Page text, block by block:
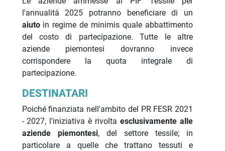
l'annualità 2025 potranno beneficiare di un
aiutoin regime de minimis quale abbattimento
del costo di partecipazione. Tutte le altre
aziende piemontesi dovranno invece
corrispondere la quota integrale di
partecipazione.
DESTINATARI
Poiché finanziata nell'ambito del PR FESR 2021
- 2027, l'iniziativa è rivoltaesclusivamente alle
aziende piemontesi, del settore tessile; in
particolare a quelle che trattano tessuti e